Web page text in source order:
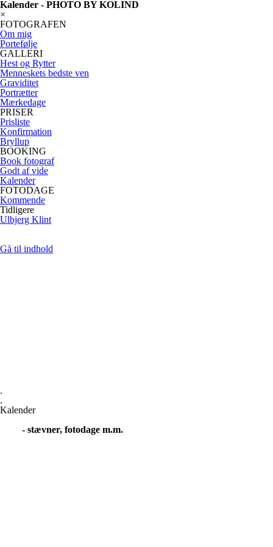
Kalender - PHOTO BY KOLIND
×
FOTOGRAFEN
Om mig
Portefølje
GALLERI
Hest og Rytter
Menneskets bedste ven
Graviditet
Portrætter
Mærkedage
PRISER
Prisliste
Konfirmation
Bryllup
BOOKING
Book fotograf
Godt af vide
Kalender
FOTODAGE
Kommende
Tidligere
Ulbjerg Klint
Gå til indhold
.
.
Kalender
- stævner, fotodage m.m.